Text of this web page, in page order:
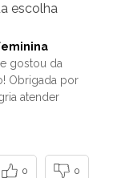
escolha
gostou da
Obrigada por
atender
0 0